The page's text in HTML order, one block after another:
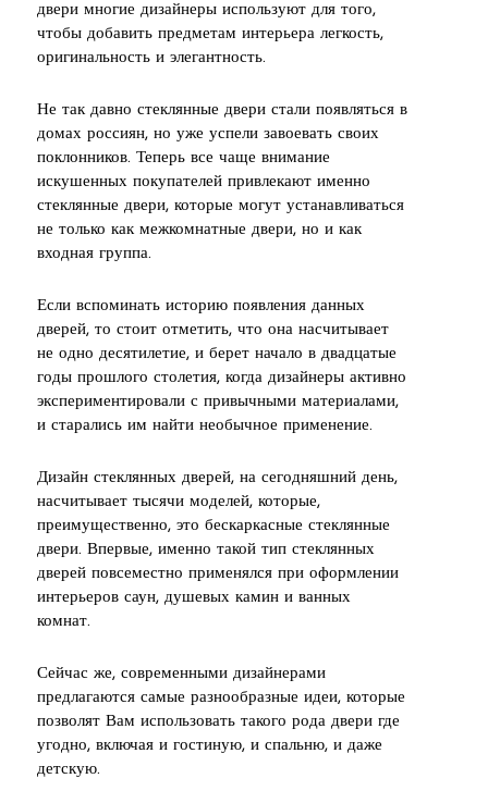
двери многие дизайнеры используют для того,
чтобы добавить предметам интерьера легкость,
оригинальность и элегантность.
Не так давно стеклянные двери стали появляться в
домах россиян, но уже успели завоевать своих
поклонников. Теперь все чаще внимание
искушенных покупателей привлекают именно
стеклянные двери, которые могут устанавливаться
не только как межкомнатные двери, но и как
входная группа.
Если вспоминать историю появления данных
дверей, то стоит отметить, что она насчитывает
не одно десятилетие, и берет начало в двадцатые
годы прошлого столетия, когда дизайнеры активно
экспериментировали с привычными материалами,
и старались им найти необычное применение.
Дизайн стеклянных дверей, на сегодняшний день,
насчитывает тысячи моделей, которые,
преимущественно, это бескаркасные стеклянные
двери. Впервые, именно такой тип стеклянных
дверей повсеместно применялся при оформлении
интерьеров саун, душевых камин и ванных
комнат.
Сейчас же, современными дизайнерами
предлагаются самые разнообразные идеи, которые
позволят Вам использовать такого рода двери где
угодно, включая и гостиную, и спальню, и даже
детскую.